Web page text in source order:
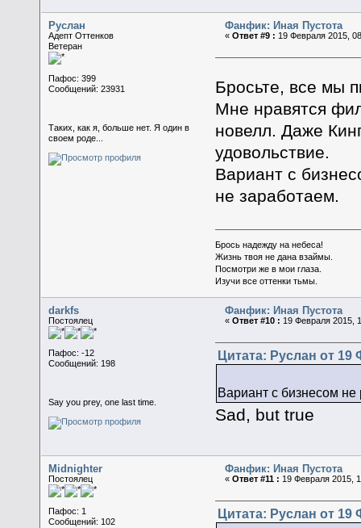
Руслан
Адепт Оттенков
Ветеран
Пафос: 399
Сообщений: 23931
Таких, как я, больше нет. Я один в
своем роде...
Фанфик: Иная Пустота
«Ответ #9 : 19 Февраля 2015,
Бросьте, все мы
Мне нравятся
новелл. Даже
удовольствие.
Вариант с
не заработаем.
Брось надежду на небеса!
Жизнь твоя не дана взаймы.
Посмотри же в мои глаза.
Изучи все оттенки тьмы.
darkfs
Постоялец
Пафос: -12
Сообщений: 198
Say you prey, one last time.
Фанфик: Иная Пустота
«Ответ #10 : 19 Февраля 2015,
Цитата: Руслан от 19
Вариант с бизнесом
Sad, but true
Midnighter
Постоялец
Пафос: 1
Сообщений: 102
Фанфик: Иная Пустота
«Ответ #11 : 19 Февраля 2015,
Цитата: Руслан от 19